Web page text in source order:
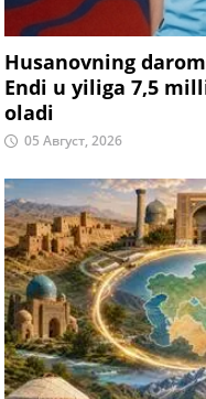
Husanovning
Endi u yiliga 7,5
oladi
05 Август, 2026